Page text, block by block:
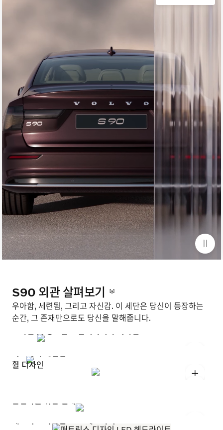
S90 외관 살펴보기 [a]
우아함, 세련됨, 그리고 자신감. 이 세단은 당신이 등장하는
순간, 그 존재만으로도 당신을 말해줍니다.
+
휠 디자인